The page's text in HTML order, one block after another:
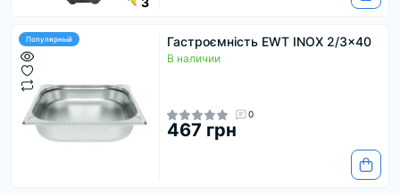
Популярный Гастроємність EWT INOX 2/3x40
В наличии
0
467 грн